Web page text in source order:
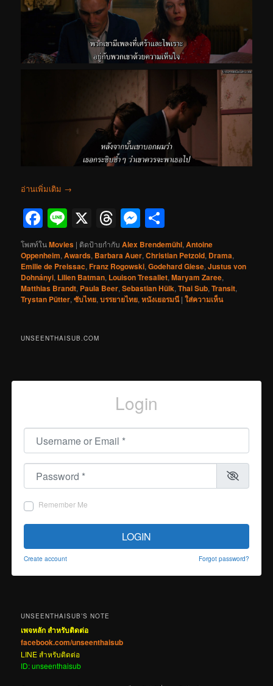
อ่านเพิ่มเติม →
Facebook
Line
X Threads
Messenger
โพสท์ในMovies | ติดป้ายกำกับ Alex Brendemühl,Antoine
Oppenheim,Awards, Barbara Auer,Christian Petzold, Drama,
Emilie de Preissac,Franz Rogowski,Godehard Giese,Justus von
Dohnányi, Lilien Batman, Louison Tresallet,Maryam Zaree,
Matthias Brandt, Paula Beer,Sebastian Hülk,Thai Sub,Transit,
Trystan Pütter,ซับไทย,บรรยายไทย,หนังเยอรมนี |ใส่ความเห็น
UNSEENTHAISUB.COM
Login
Username or Email
Password
Remember Me
LOGIN
Create account Forgot password?
UNSEENTHAISUB’S NOTE
เพจหลัก สำหรับติดต่อ
facebook.com/unseenthaisub
LINE สำหรับติดต่อ
ID: unseenthaisub